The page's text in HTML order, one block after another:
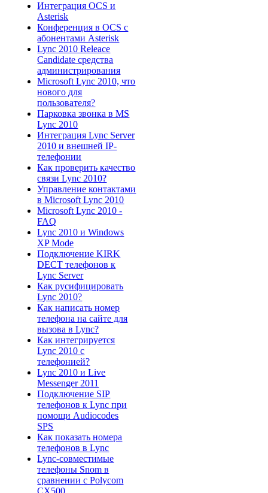
Интеграция OCS и
Asterisk
Конференция в OCS с
абонентами Asterisk
Lync 2010 Releace
Candidate средства
администрирования
Microsoft Lync 2010, что
нового для
пользователя?
Парковка звонка в MS
Lync 2010
Интеграция Lync Server
2010 и внешней IP-
телефонии
Как проверить качество
связи Lync 2010?
Управление контактами
в Microsoft Lync 2010
Microsoft Lync 2010 -
FAQ
Lync 2010 и Windows
XP Mode
Подключение KIRK
DECT телефонов к
Lync Server
Как русифицировать
Lync 2010?
Как написать номер
телефона на сайте для
вызова в Lync?
Как интегрируется
Lync 2010 с
телефонией?
Lync 2010 и Live
Messenger 2011
Подключение SIP
телефонов к Lync при
помощи Audiocodes
SPS
Как показать номера
телефонов в Lync
Lync-совместимые
телефоны Snom в
сравнении с Polycom